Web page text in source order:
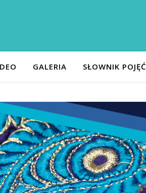
GALERIA SŁOWNIK POJĘĆ